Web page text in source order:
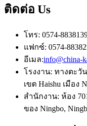
ติดต่อ Us
โทร: 0574-
แฟกซ์: 0574-
อีเมล:info@china-
โรงงาน: ทางตะวั
เขต Haishu เมือง
สำนักงาน: ห้อง
ของ Ningbo,